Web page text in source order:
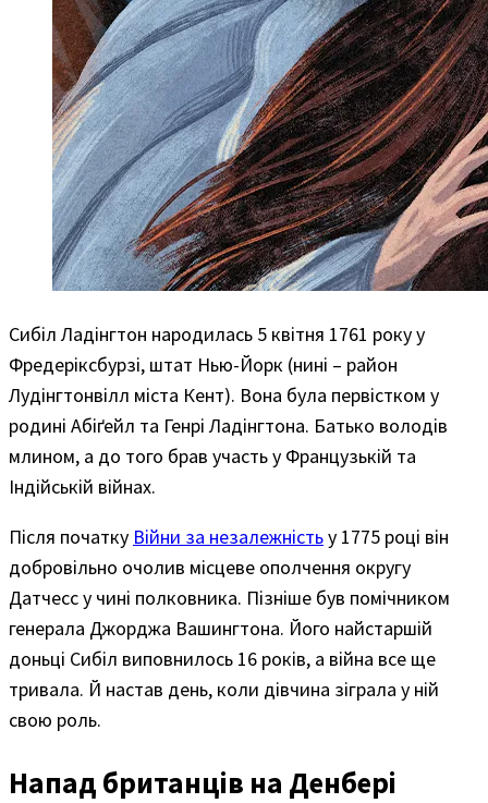
Сибіл Ладінгтон народилась 5 квітня 1761 року у
Фредеріксбурзі, штат Нью-Йорк (нині – район
Лудінгтонвілл міста Кент). Вона була первістком у
родині Абіґейл та Генрі Ладінгтона. Батько володів
млином, а до того брав участь у Французькій та
Індійській війнах.
Після початку Війни за незалежністьу 1775 році він
добровільно очолив місцеве ополчення округу
Датчесс у чині полковника. Пізніше був помічником
генерала Джорджа Вашингтона. Його найстаршій
доньці Сибіл виповнилось 16 років, а війна все ще
тривала. Й настав день, коли дівчина зіграла у ній
свою роль.
Напад британців на Денбері